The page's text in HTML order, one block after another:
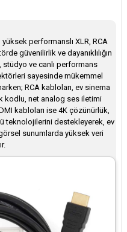
performanslı XLR, RCA
güvenilirlik ve dayanıklılığın
stüdyo ve canlı performans
sayesinde mükemmel
RCA kabloları, ev sinema
kodlu, net analog ses iletimi
kabloları ise 4K çözünürlük,
teknolojilerini destekleyerek, ev
sunumlarda yüksek veri